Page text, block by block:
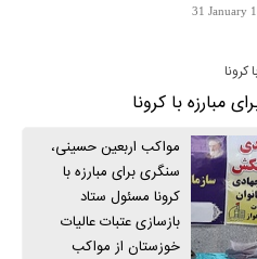
31 January
مبارزه با کرونا
مواکب اربعین حسینی،
سنگری برای مبارزه با
کرونا مسئول ستاد
بازسازی عتبات عالیات
خوزستان از مواکب